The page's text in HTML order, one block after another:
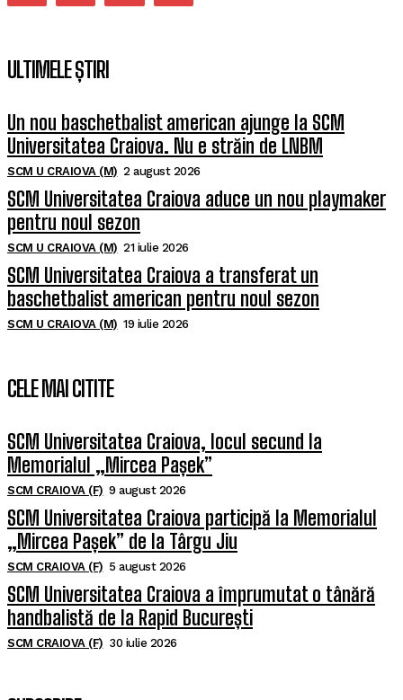
ULTIMELE ȘTIRI
Un nou baschetbalist american ajunge la SCM
Universitatea Craiova. Nu e străin de LNBM
SCM U CRAIOVA (M) 2 august 2026
SCM Universitatea Craiova aduce un nou playmaker
pentru noul sezon
SCM U CRAIOVA (M) 21 iulie 2026
SCM Universitatea Craiova a transferat un
baschetbalist american pentru noul sezon
SCM U CRAIOVA (M) 19 iulie 2026
CELE MAI CITITE
SCM Universitatea Craiova, locul secund la
Memorialul „Mircea Pașek”
SCM CRAIOVA (F) 9 august 2026
SCM Universitatea Craiova participă la Memorialul
„Mircea Pașek” de la Târgu Jiu
SCM CRAIOVA (F) 5 august 2026
SCM Universitatea Craiova a împrumutat o tânără
handbalistă de la Rapid București
SCM CRAIOVA (F) 30 iulie 2026